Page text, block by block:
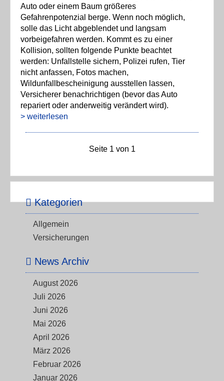
Auto oder einem Baum größeres
Gefahrenpotenzial berge. Wenn noch möglich,
solle das Licht abgeblendet und langsam
vorbeigefahren werden. Kommt es zu einer
Kollision, sollten folgende Punkte beachtet
werden: Unfallstelle sichern, Polizei rufen, Tier
nicht anfassen, Fotos machen,
Wildunfallbescheinigung ausstellen lassen,
Versicherer benachrichtigen (bevor das Auto
repariert oder anderweitig verändert wird).
> weiterlesen
Seite 1 von 1
Kategorien
Allgemein
Versicherungen
News Archiv
August 2026
Juli 2026
Juni 2026
Mai 2026
April 2026
März 2026
Februar 2026
Januar 2026